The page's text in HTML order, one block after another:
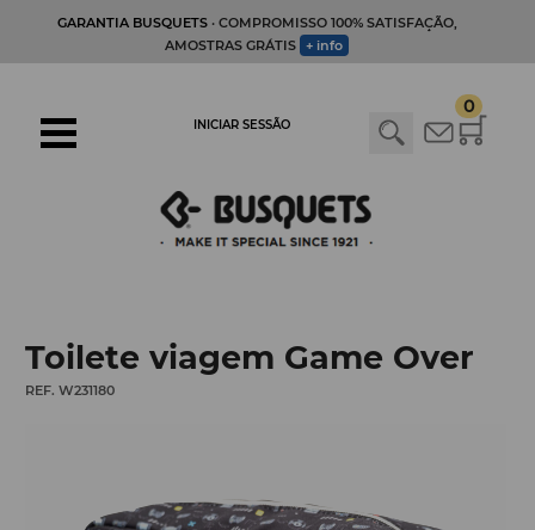
GARANTIA BUSQUETS· COMPROMISSO 100% SATISFAÇÃO,
AMOSTRAS GRÁTIS + info
0
INICIAR SESSÃO
Toilete viagem Game Over
REF. W231180